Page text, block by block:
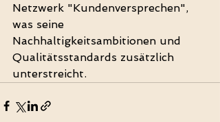
Netzwerk "Kundenversprechen",
was seine
Nachhaltigkeitsambitionen und
Qualitätsstandards zusätzlich
unterstreicht.